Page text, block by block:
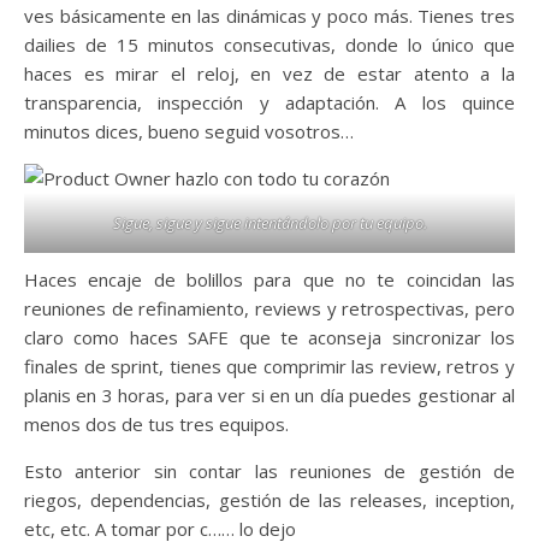
ves básicamente en las dinámicas y poco más. Tienes tres
dailies de 15 minutos consecutivas, donde lo único que
haces es mirar el reloj, en vez de estar atento a la
transparencia, inspección y adaptación. A los quince
minutos dices, bueno seguid vosotros…
Sigue, sigue y sigue intentándolo por tu equipo.
Haces encaje de bolillos para que no te coincidan las
reuniones de refinamiento, reviews y retrospectivas, pero
claro como haces SAFE que te aconseja sincronizar los
finales de sprint, tienes que comprimir las review, retros y
planis en 3 horas, para ver si en un día puedes gestionar al
menos dos de tus tres equipos.
Esto anterior sin contar las reuniones de gestión de
riegos, dependencias, gestión de las releases, inception,
etc, etc. A tomar por c…… lo dejo